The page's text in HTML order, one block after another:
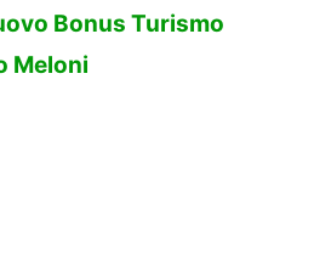
Bonus Turismo
Meloni